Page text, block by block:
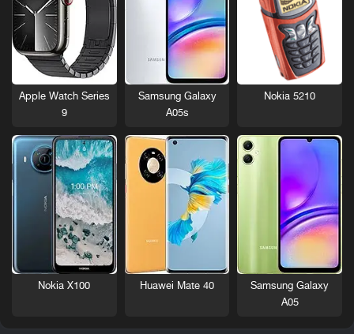
Nokia 5210
Samsung Galaxy
A05s
Apple Watch Series
9
Samsung Galaxy
A05
Huawei Mate 40
Nokia X100